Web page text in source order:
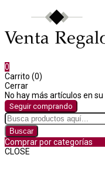
0
Carrito (0)
Cerrar
No hay más artículos en
Seguir comprando
Buscar
Comprar por categorías
CLOSE